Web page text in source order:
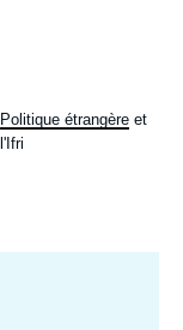
Politique étrangère et